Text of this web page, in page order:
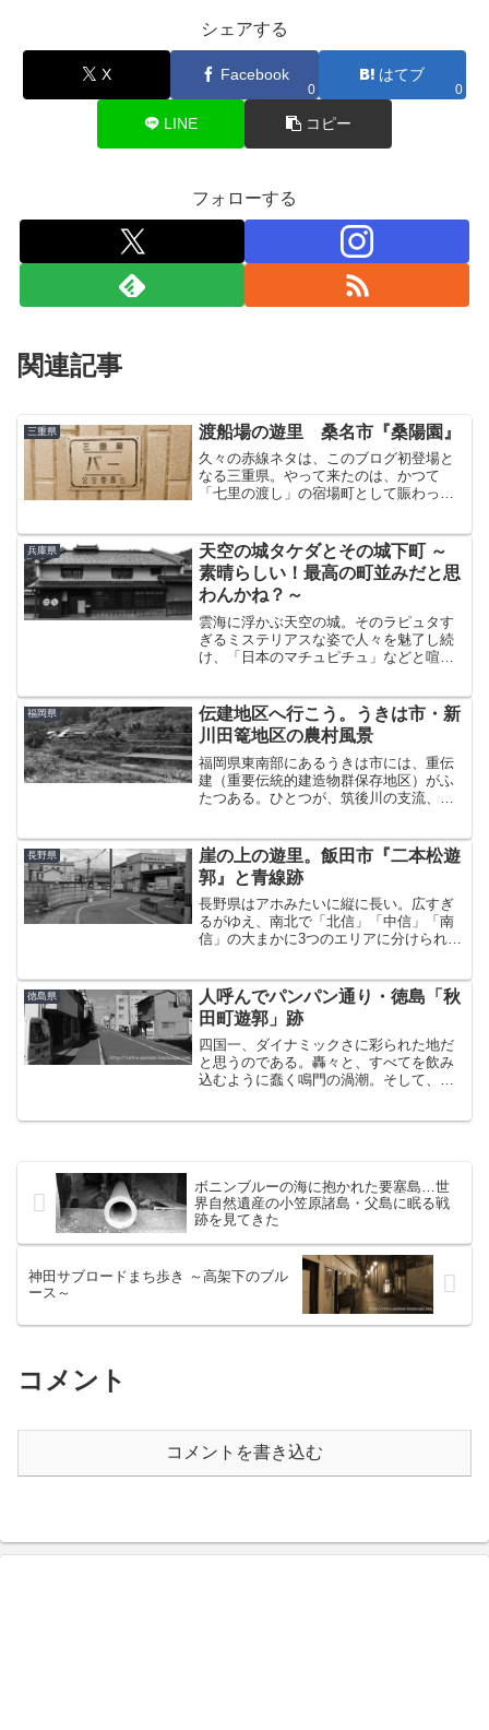
シェアする
X Facebook
0
はてブ
0
LINE コピー
フォローする
関連記事
三重県 渡船場の遊里 桑名市『桑陽園』
久々の赤線ネタは、このブログ初登場と
なる三重県。やって来たのは、かつて
「七里の渡し」の宿場町として賑わった
里だろう。遊郭は渡船場のそばにあった
桑名町遊郭から赤線『桑陽園...
兵庫県
天空の城タケダとその城下町 ～
素晴らしい！最高の町並みだと思
わんかね？～
雲海に浮かぶ天空の城。そのラピュタす
ぎるミステリアスな姿で人々を魅了し続
け、「日本のマチュピチュ」などと喧伝
題となったことが記憶に新しい、兵庫県
朝来市の竹田城跡。常にラ...
福岡県
伝建地区へ行こう。うきは市・新
川田篭地区の農村風景
福岡県東南部にあるうきは市には、重伝
建（重要伝統的建造物群保存地区）がふ
たつある。ひとつが、筑後川の支流、隈
三日目の朝。日田を出発し、まず最初に
この新川田篭地区を散策し...
長野県
崖の上の遊里。飯田市『二本松遊
郭』と青線跡
長野県はアホみたいに縦に長い。広すぎ
るがゆえ、南北で「北信」「中信」「南
信」の大まかに3つのエリアに分けられ
信が松本市。ここまではいいと思う。そ
して、やや知名度は落ち...
徳島県
人呼んでパンパン通り・徳島「秋
田町遊郭」跡
四国一、ダイナミックさに彩られた地だ
と思うのである。轟々と、すべてを飲み
込むように蠢く鳴門の渦潮。そして、真
ボニンブルーの海に抱かれた要塞島…世
界自然遺産の小笠原諸島・父島に眠る戦
跡を見てきた
神田サブロードまち歩き ～高架下のブル
ース～
コメント
コメントを書き込む